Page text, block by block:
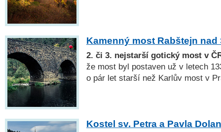
Kamenný most Rabštejn nad
2. či 3. nejstarší gotický most v
že most byl postaven už v letech
o pár let starší než Karlův most v
Kostel sv. Petra a Pavla